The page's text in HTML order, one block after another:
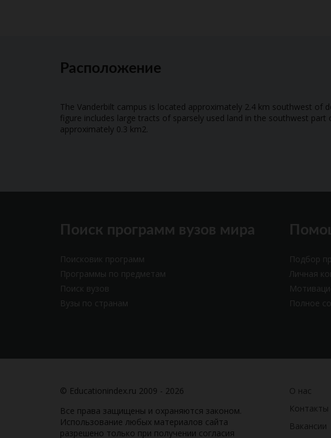
Расположение
The Vanderbilt campus is located approximately 2.4 km southwest
figure includes large tracts of sparsely used land in the southwest
approximately 0.3 km2.
Поиск программ вузов мира
Поисковик программ
Программы по предметам
Поиск вузов
Вузы по странам
Подбор
Личная
Полное
© Educationindex.ru 2009 - 2026
Все права защищены и охраняются законом.
Использование любых материалов сайта
разрешено только при получении согласия
О нас
Контакты
Вакансии